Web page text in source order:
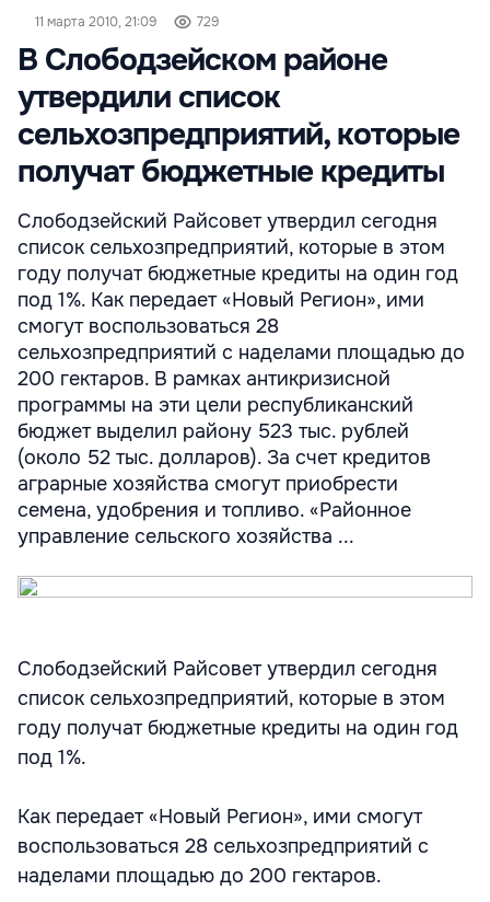
11 марта 2010, 21:09 729
В Слободзейском районе
утвердили список
сельхозпредприятий, которые
получат бюджетные кредиты
Слободзейский Райсовет утвердил сегодня
список сельхозпредприятий, которые в этом
году получат бюджетные кредиты на один год
под 1%. Как передает «Новый Регион», ими
смогут воспользоваться 28
сельхозпредприятий с наделами площадью до
200 гектаров. В рамках антикризисной
программы на эти цели республиканский
бюджет выделил району 523 тыс. рублей
(около 52 тыс. долларов). За счет кредитов
аграрные хозяйства смогут приобрести
семена, удобрения и топливо. «Районное
управление сельского хозяйства ...
Слободзейский Райсовет утвердил сегодня
список сельхозпредприятий, которые в этом
году получат бюджетные кредиты на один год
под 1%.
Как передает «Новый Регион», ими смогут
воспользоваться 28 сельхозпредприятий с
наделами площадью до 200 гектаров.